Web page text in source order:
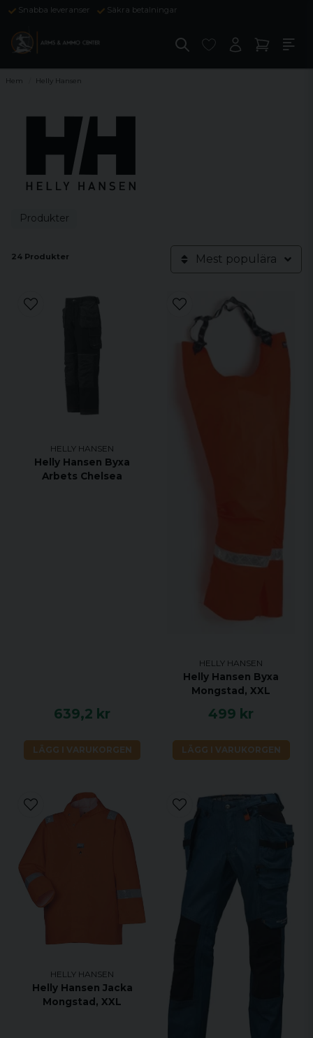
Snabba leveranser Säkra betalningar
Hem Helly Hansen
Produkter
24 Produkter Mest populära
HELLY HANSEN
Helly Hansen Byxa
Arbets Chelsea
639,2 kr
LÄGG I VARUKORGEN
HELLY HANSEN
Helly Hansen Byxa
Mongstad, XXL
499 kr
LÄGG I VARUKORGEN
HELLY HANSEN
Helly Hansen Jacka
Mongstad, XXL